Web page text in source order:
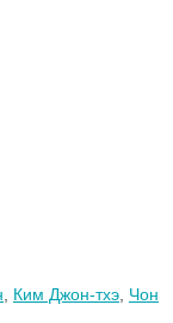
Ким Джон-тхэ Чон